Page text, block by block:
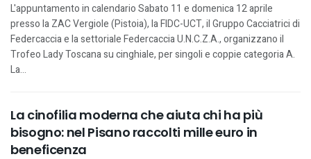
L'appuntamento in calendario Sabato 11 e domenica 12 aprile
presso la ZAC Vergiole (Pistoia), la FIDC-UCT, il Gruppo Cacciatrici di
Federcaccia e la settoriale Federcaccia U.N.C.Z.A., organizzano il
Trofeo Lady Toscana su cinghiale, per singoli e coppie categoria A.
La...
La cinofilia moderna che aiuta chi ha più
bisogno: nel Pisano raccolti mille euro in
beneficenza